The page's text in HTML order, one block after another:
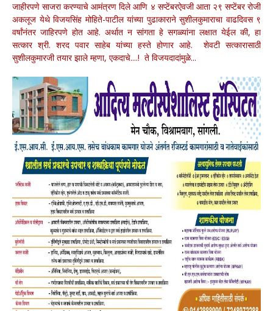
जाहीरपणे साजरा करण्याचे आमंत्रण दिले आणि ४ सप्टेंबरऐवजी आता २९ सप्टेंबर रोजी
अकलूज येथे विजयसिंह मोहिते-पाटील यांच्या पुढाकाराने सुशीलकुमाराचा वाढदिवस ९
वर्षांनंतर जाहिरपणे होत आहे. अर्थात न सांगता हे सगळ्यांना लक्षात येईल की, हा
सत्कार श्री. शरद पवार साहेब यांच्या हस्ते होणार आहे. शेवटी सत्कारासाठी
सुशीलकुमारजी तयार झाले म्हणा, एकदाचे....! ते विजयदादांमुळे...